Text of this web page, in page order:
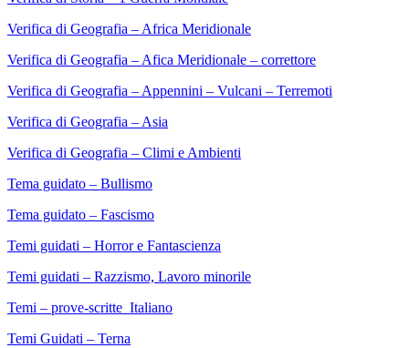
Verifica di Geografia – Africa Meridionale
Verifica di Geografia – Afica Meridionale – correttore
Verifica di Geografia – Appennini – Vulcani – Terremoti
Verifica di Geografia – Asia
Verifica di Geografia – Climi e Ambienti
Tema guidato – Bullismo
Tema guidato – Fascismo
Temi guidati – Horror e Fantascienza
Temi guidati – Razzismo, Lavoro minorile
Temi – prove-scritte_Italiano
Temi Guidati – Terna